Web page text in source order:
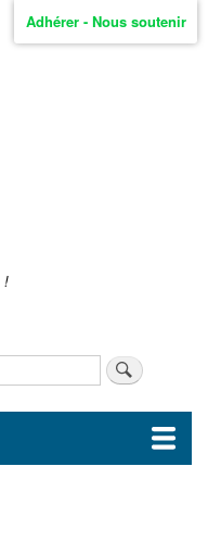
Adhérer - Nous soutenir
!